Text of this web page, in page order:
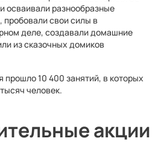
осваивали разнообразные
свои силы в
деле, создавали домашние
из сказочных домиков
прошло 10 400 занятий, в которых
человек.
акции